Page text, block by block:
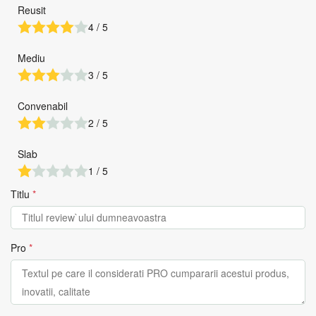
Reusit
4 / 5
Mediu
3 / 5
Convenabil
2 / 5
Slab
1 / 5
Titlu *
Pro *